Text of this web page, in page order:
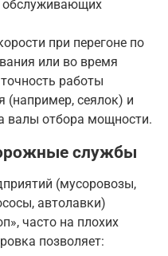
обслуживающих
при перегоне по
или во время
работы
(например, сеялок) и
валы отбора мощности.
службы
(мусоровозы,
автолавки)
часто на плохих
позволяет: